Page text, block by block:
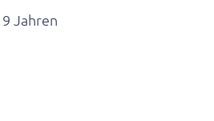
9 Jahren